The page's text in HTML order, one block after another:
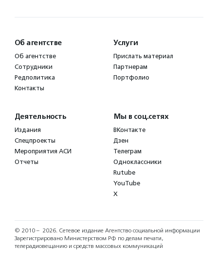
Об агентстве
Об агентстве
Сотрудники
Редполитика
Контакты
Услуги
Прислать материал
Партнерам
Портфолио
Деятельность
Издания
Спецпроекты
Мероприятия АСИ
Отчеты
Мы в соц.сетях
ВКонтакте
Дзен
Телеграм
Одноклассники
Rutube
YouTube
X
© 2010 – 2026. Сетевое издание Агентство социальной информации
Зарегистрировано Министерством РФ по делам печати,
телерадиовещанию и средств массовых коммуникаций